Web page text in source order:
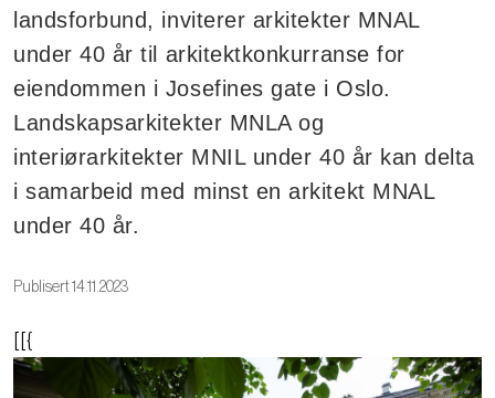
landsforbund, inviterer arkitekter MNAL
under 40 år til arkitektkonkurranse for
eiendommen i Josefines gate i Oslo.
Landskapsarkitekter MNLA og
interiørarkitekter MNIL under 40 år kan delta
i samarbeid med minst en arkitekt MNAL
under 40 år.
Publisert 14.11.2023
[[{